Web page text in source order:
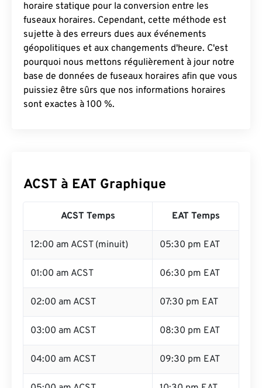
horaire statique pour la conversion entre les
fuseaux horaires. Cependant, cette méthode est
sujette à des erreurs dues aux événements
géopolitiques et aux changements d'heure. C'est
pourquoi nous mettons régulièrement à jour notre
base de données de fuseaux horaires afin que vous
puissiez être sûrs que nos informations horaires
sont exactes à 100 %.
ACST à EAT Graphique
ACST Temps EAT Temps
12:00 am ACST (minuit) 05:30 pm EAT
01:00 am ACST 06:30 pm EAT
02:00 am ACST 07:30 pm EAT
03:00 am ACST 08:30 pm EAT
04:00 am ACST 09:30 pm EAT